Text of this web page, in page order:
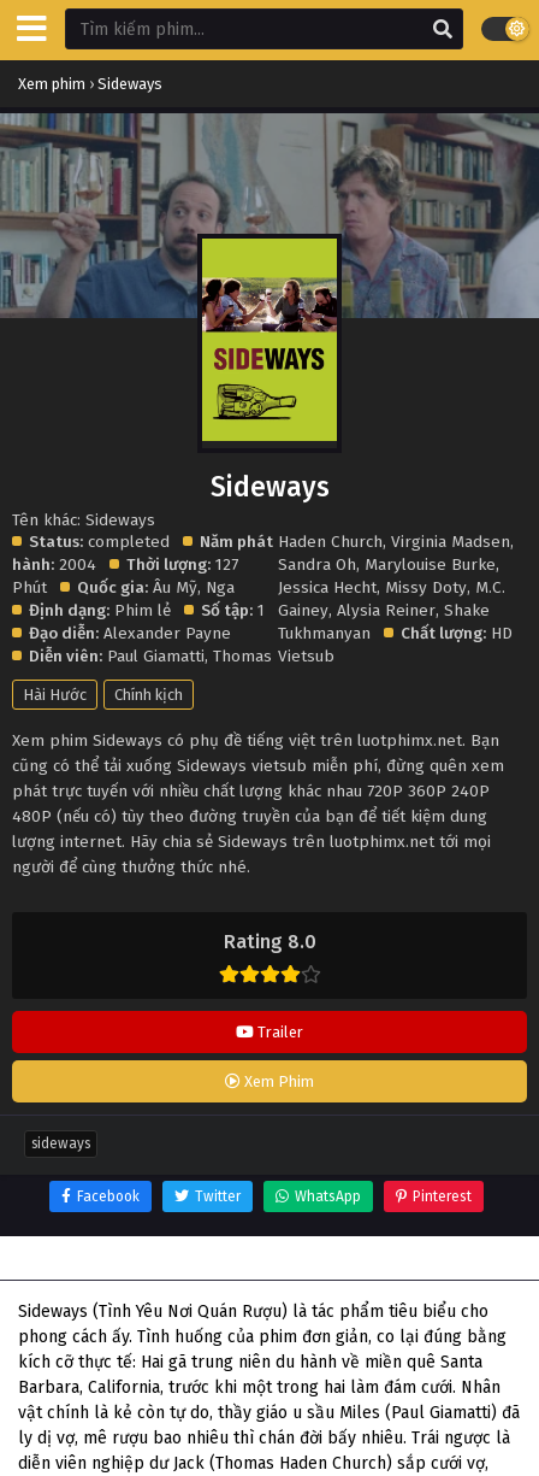
Xem phim › Sideways
Rating 8.0
Trailer
Xem Phim
Sideways
Tên khác: Sideways
Status: completed
Năm phát
hành: 2004 Thời lượng: 127
Phút
Quốc gia: Âu Mỹ, Nga
Định dạng: Phim lẻ Số tập: 1
Đạo diễn: Alexander Payne
Diễn viên: Paul Giamatti, Thomas
Haden Church,Virginia Madsen,
Sandra Oh, Marylouise Burke,
Jessica Hecht, Missy Doty, M.C.
Gainey,Alysia Reiner,Shake
Tukhmanyan
Chất lượng:
Vietsub
Hài Hước Chính kịch
Xem phim Sideways có phụ đề tiếng việt trên luotphimx.net. Bạn
cũng có thể tải xuống Sideways vietsub miễn phí, đừng quên xem
phát trực tuyến với nhiều chất lượng khác nhau 720P 360P 240P
480P (nếu có) tùy theo đường truyền của bạn để tiết kiệm dung
lượng internet. Hãy chia sẻ Sideways trên luotphimx.net tới mọi
người để cùng thưởng thức nhé.
sideways
Facebook Twitter WhatsApp Pinterest
Sideways (Tình Yêu Nơi Quán Rượu) là tác phẩm tiêu biểu cho
phong cách ấy. Tình huống của phim đơn giản, co lại đúng bằng
kích cỡ thực tế: Hai gã trung niên du hành về miền quê Santa
Barbara, California, trước khi một trong hai làm đám cưới. Nhân
vật chính là kẻ còn tự do, thầy giáo u sầu Miles (Paul Giamatti) đã
ly dị vợ, mê rượu bao nhiêu thì chán đời bấy nhiêu. Trái ngược là
diễn viên nghiệp dư Jack (Thomas Haden Church) sắp cưới vợ,